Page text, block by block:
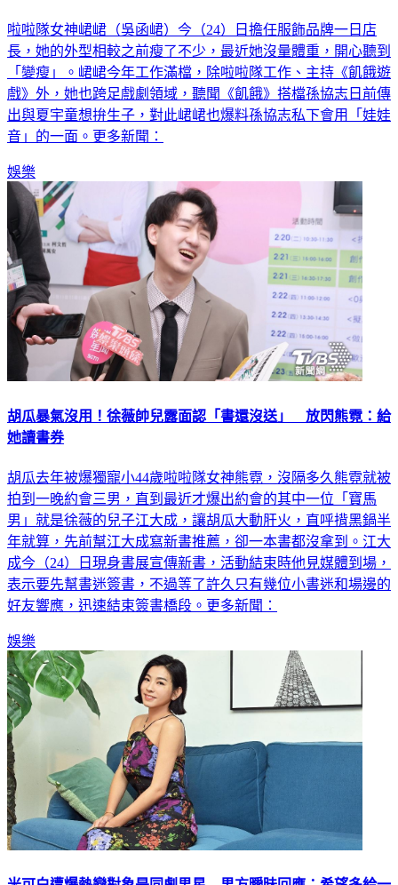
啦啦隊女神峮峮（吳函峮）今（24）日擔任服飾品牌一日店
長，她的外型相較之前瘦了不少，最近她沒量體重，開心聽到
「變瘦」。峮峮今年工作滿檔，除啦啦隊工作、主持《飢餓遊
戲》外，她也跨足戲劇領域，聽聞《飢餓》搭檔孫協志日前傳
出與夏宇童想拚生子，對此峮峮也爆料孫協志私下會用「娃娃
音」的一面。更多新聞：
娛樂
胡瓜暴氣沒用！徐薇帥兒露面認「書還沒送」 放閃熊霓：給
她讀書券
胡瓜去年被爆獨寵小44歲啦啦隊女神熊霓，沒隔多久熊霓就被
拍到一晚約會三男，直到最近才爆出約會的其中一位「寶馬
男」就是徐薇的兒子江大成，讓胡瓜大動肝火，直呼揹黑鍋半
年就算，先前幫江大成寫新書推薦，卻一本書都沒拿到。江大
成今（24）日現身書展宣傳新書，活動結束時他見媒體到場，
表示要先幫書迷簽書，不過等了許久只有幾位小書迷和場邊的
好友響應，迅速結束簽書橋段。更多新聞：
娛樂